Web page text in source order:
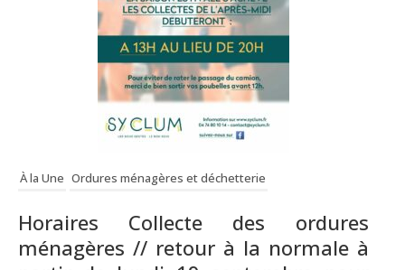
À la Une Ordures ménagères et déchetterie
Horaires Collecte des ordures
ménagères // retour à la normale à